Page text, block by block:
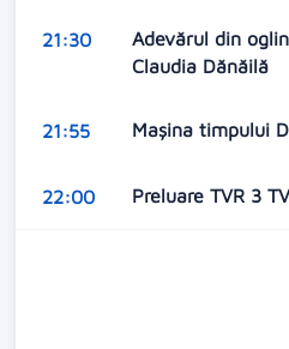
21:30
Adevărul din
Claudia Dănăilă
21:55 Mașina timpului
22:00 Preluare TVR 3